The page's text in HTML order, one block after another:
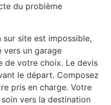
du problème
site est impossible,
vers un garage
de votre choix. Le devis
le départ. Composez
pris en charge. Votre
vers la destination